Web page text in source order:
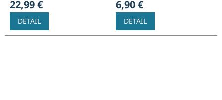
22,99 €
DETAIL
6,90 €
DETAIL